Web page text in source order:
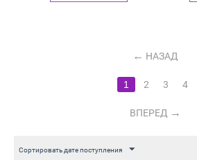
НАЗАД
1 2 3 4
ВПЕРЕД
Сортировать дате поступления